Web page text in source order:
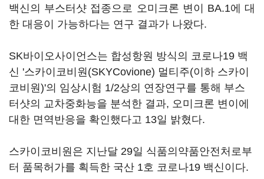
백신의 부스터샷 접종으로 오미크론 변이 BA.1에 대
한 대응이 가능하다는 연구 결과가 나왔다.
SK바이오사이언스는 합성항원 방식의 코로나19 백
신 '스카이코비원(SKYCovione) 멀티주(이하 스카이
코비원)'의 임상시험 1/2상의 연장연구를 통해 부스
터샷의 교차중화능을 분석한 결과, 오미크론 변이에
대한 면역반응을 확인했다고 13일 밝혔다.
스카이코비원은 지난달 29일 식품의약품안전처로부
터 품목허가를 획득한 국산 1호 코로나19 백신이다.